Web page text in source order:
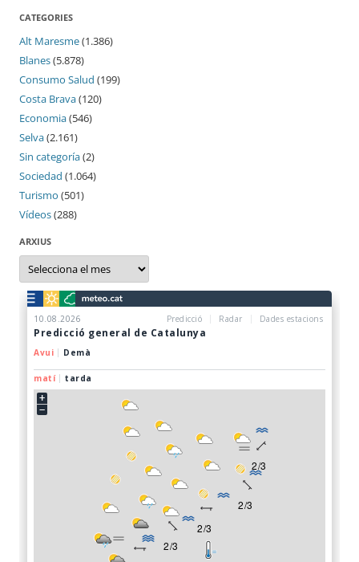
CATEGORIES
Alt Maresme(1.386)
Blanes(5.878)
Consumo Salud (199)
Costa Brava(120)
Economia(546)
Selva(2.161)
Sin categoría(2)
Sociedad (1.064)
Turismo (501)
Vídeos(288)
ARXIUS
Arxius